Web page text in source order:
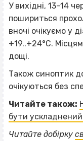
У вихідні, 13–14
пошириться
вночі очікуємо у
+19..+24°С.
дощі.
Також синоптик
очікуються без
Читайте також:
бути
Читайте добірку